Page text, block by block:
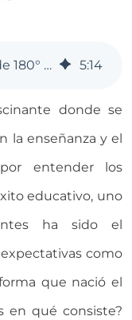
Efecto Pigmalión: Un giro de 180° para la Pedagogía 5:14
donde se
la enseñanza y el
entender los
educativo, uno
ha sido el
como
que nació el
en qué consiste?